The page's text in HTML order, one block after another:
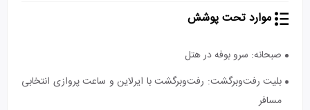
موارد تحت پوشش
صبحانه: سرو بوفه در هتل
بلیت رفت‌و‌برگشت: رفت‌و‌برگشت با ایرلاین و ساعت پروازی انتخابی
مسافر